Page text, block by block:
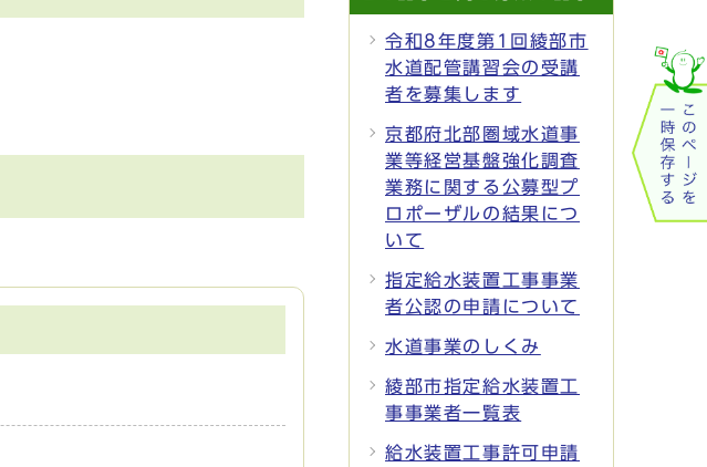
令和8年度第1回綾部市
水道配管講習会の受講
者を募集します
京都府北部圏域水道事
業等経営基盤強化調査
業務に関する公募型プ
ロポーザルの結果につ
いて
指定給水装置工事事業
者公認の申請について
水道事業のしくみ
綾部市指定給水装置工
事事業者一覧表
給水装置工事許可申請